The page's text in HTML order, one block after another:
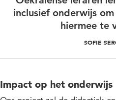
inclusief onderwijs
hiermee te
SOFIE
Impact op het onderwijs